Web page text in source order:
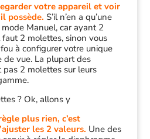
votre appareil et voir
possède. S’il n’en a qu’une
Manuel, car ayant 2
2 molettes, sinon vous
à configurer votre unique
de vue. La plupart des
2 molettes sur leurs
? Ok, allons y
plus rien, c’est
les 2 valeurs. Une des